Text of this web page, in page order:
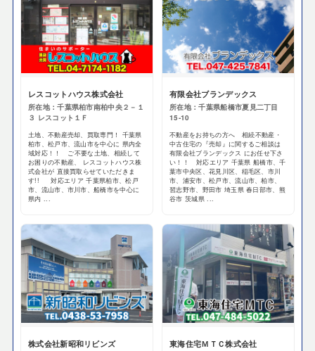
レスコットハウス株式会社
所在地：千葉県柏市南柏中央２－１
３ レスコット１Ｆ
土地、不動産売却、買取専門！ 千葉県
柏市、松戸市、流山市を中心に 県内全
域対応！！ ご不要な土地、相続して
お困りの不動産、 レスコットハウス株
式会社が 直接買取らせていただきま
す!! 対応エリア 千葉県柏市、松戸
市、流山市、市川市、船橋市を中心に
県内 ...
有限会社ブランデックス
所在地：千葉県船橋市夏見二丁目
15‐10
不動産をお持ちの方へ 相続不動産・
中古住宅の『売却』に関するご相談は
有限会社ブランデックス にお任せ下さ
い！！ 対応エリア 千葉県 船橋市、千
葉市中央区、花見川区、稲毛区、市川
市、浦安市、松戸市、流山市、柏市、
習志野市、野田市 埼玉県 春日部市、熊
谷市 茨城県 ...
株式会社新昭和リビンズ 東海住宅ＭＴＣ株式会社